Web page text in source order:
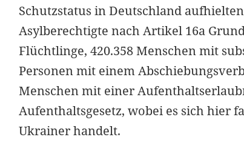
Schutzstatus in Deutschland
Asylberechtigte nach Artikel 16a
Flüchtlinge, 420.358 Menschen mit
Personen mit einem
Menschen mit einer
Aufenthaltsgesetz, wobei es sich hier
Ukrainer handelt.